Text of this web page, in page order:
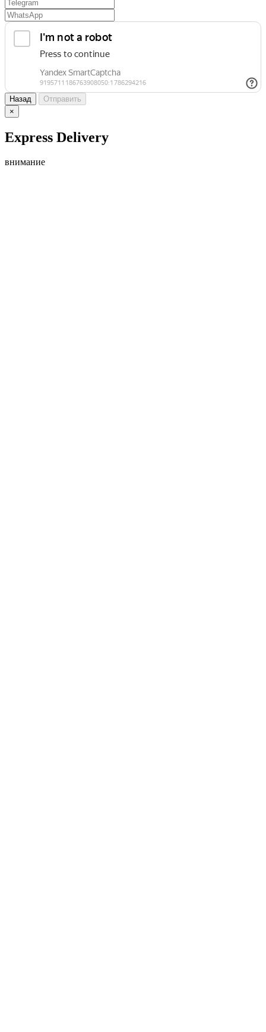
Назад
Отправить
×
Express Delivery
внимание